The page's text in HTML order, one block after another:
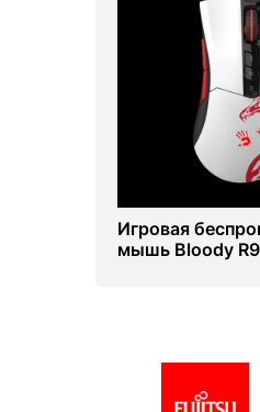
Игровая
мышь Bloody